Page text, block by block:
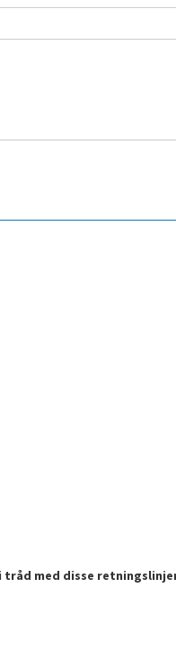
med disse